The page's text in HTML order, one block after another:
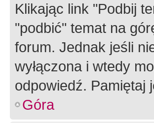
Klikając link "Podbij
"podbić" temat na
forum. Jednak jeśli
wyłączona i wtedy
odpowiedź. Pamiętaj
Góra